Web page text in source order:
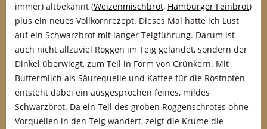
immer) altbekannt (Weizenmischbrot, Hamburger Feinbrot)
plus ein neues Vollkornrezept. Dieses Mal hatte ich Lust
auf ein Schwarzbrot mit langer Teigführung. Darum ist
auch nicht allzuviel Roggen im Teig gelandet, sondern der
Dinkel überwiegt, zum Teil in Form von Grünkern. Mit
Buttermilch als Säurequelle und Kaffee für die Röstnoten
entsteht dabei ein ausgesprochen feines, mildes
Schwarzbrot. Da ein Teil des groben Roggenschrotes ohne
Vorquellen in den Teig wandert, zeigt die Krume die